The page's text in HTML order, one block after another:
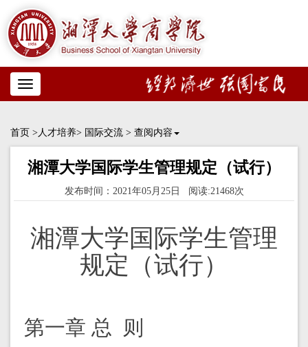
Toggle
navigation
首页 >人才培养> 国际交流 > 查阅内容
湘潭大学国际学生管理规定（试行）
发布时间：2021年05月25日 阅读:21468次
湘潭大学国际学生管理
规定（试行）
第一章 总 则